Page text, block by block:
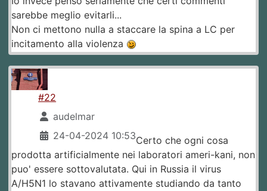
sarebbe meglio evitarli...
Non ci mettono nulla a staccare la spina a LC per
incitamento alla violenza
#22
audelmar
24-04-2024 10:53Certo che ogni cosa
prodotta artificialmente nei laboratori ameri-kani, non
puo' essere sottovalutata. Qui in Russia il virus
A/H5N1 lo stavano attivamente studiando da tanto